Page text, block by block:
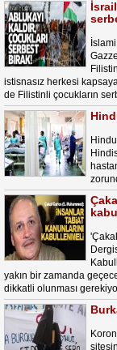
istisnasız herkesi
de Filistinli çocukların
yakın bir zamanda
dikkatli olunması